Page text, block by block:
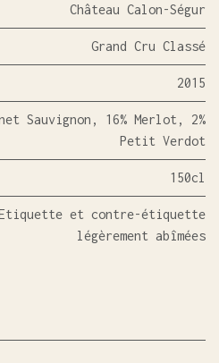
Château Calon-Ségur
Grand Cru Classé
2015
Sauvignon, 16% Merlot, 2%
Petit Verdot
150cl
et contre-étiquette
légèrement abîmées